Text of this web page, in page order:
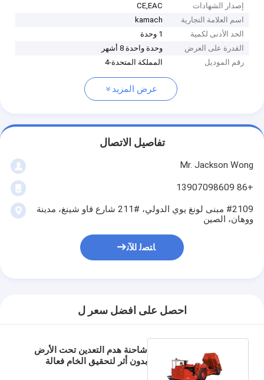
إصدار الشهادات
CE,EAC
اسم العلامة التجارية
kamach
الحد الأدنى لكمية
1 وحدة
القدرة على العرض
وحدة واحدة 8 أشهر
رقم الموديل
المملكة المتحدة-4
عرض المزيد
تفاصيل الاتصال
Mr. Jackson Wong
+86 13907098609
#2109 مبنى لونغ يوي الدولي، #211 شارع قاو شينغ، مدينة
ووهان، الصين
ﺎﺘﺼﻟ ﺍﻶﻧ
احصل على افضل سعر ل
شاحنة هدم التعدين تحت الأرض
بدون أثر لتحقيق الخام فعالة